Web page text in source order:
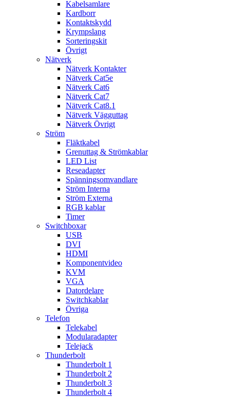
Kabelsamlare
Kardborr
Kontaktskydd
Krympslang
Sorteringskit
Övrigt
Nätverk
Nätverk Kontakter
Nätverk Cat5e
Nätverk Cat6
Nätverk Cat7
Nätverk Cat8.1
Nätverk Vägguttag
Nätverk Övrigt
Ström
Fläktkabel
Grenuttag & Strömkablar
LED List
Reseadapter
Spänningsomvandlare
Ström Interna
Ström Externa
RGB kablar
Timer
Switchboxar
USB
DVI
HDMI
Komponentvideo
KVM
VGA
Datordelare
Switchkablar
Övriga
Telefon
Telekabel
Modularadapter
Telejack
Thunderbolt
Thunderbolt 1
Thunderbolt 2
Thunderbolt 3
Thunderbolt 4